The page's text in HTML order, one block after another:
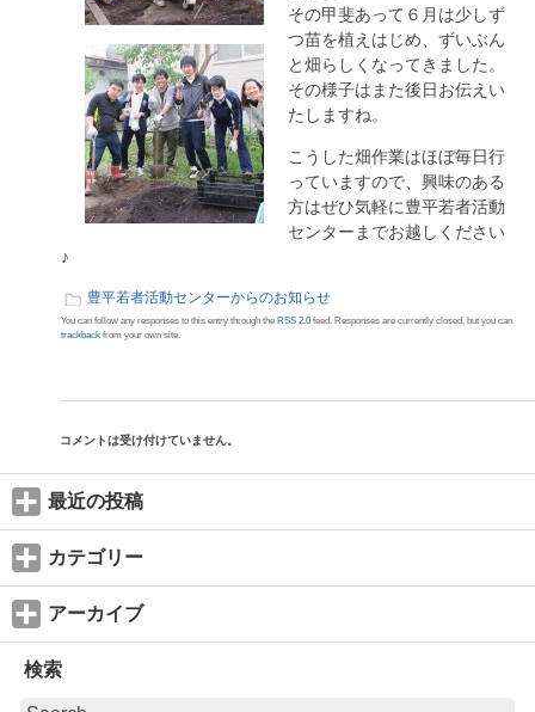
その甲斐あって６月は少しず
つ苗を植えはじめ、ずいぶん
と畑らしくなってきました。
その様子はまた後日お伝えい
たしますね。
こうした畑作業はほぼ毎日行
っていますので、興味のある
方はぜひ気軽に豊平若者活動
センターまでお越しください
♪
豊平若者活動センターからのお知らせ
You can follow any responses to this entry through the RSS 2.0 feed. Responses are currently closed, but you can
trackback from your own site.
コメントは受け付けていません。
最近の投稿
カテゴリー
アーカイブ
検索